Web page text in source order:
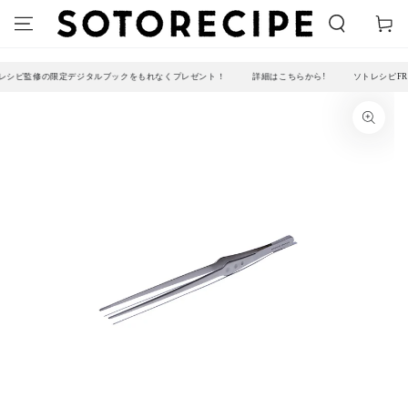
コンテンツにスキッ
プする
ー
監修の限定デジタルブックをもれなくプレゼント！ 詳細はこちらから! ソトレシピ